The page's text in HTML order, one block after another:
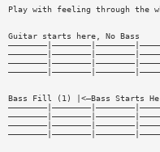
Play with feeling through the
Guitar starts here, No Bass
Bass Fill (1) |<—Bass Starts